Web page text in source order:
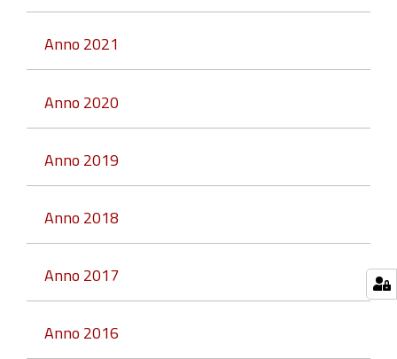
Anno 2021
Anno 2020
Anno 2019
Anno 2018
Anno 2017
Anno 2016